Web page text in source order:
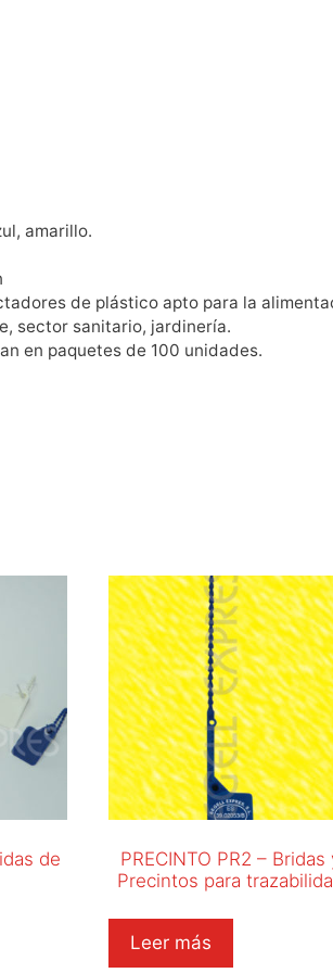
amarillo.
de plástico apto para la
sector sanitario, jardinería.
en paquetes de 100 unidades.
de
PRECINTO PR2 – Bridas
Precintos para
Leer más